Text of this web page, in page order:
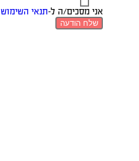
אני מסכים/ה ל-תנאי השימוש
שלח הודעה